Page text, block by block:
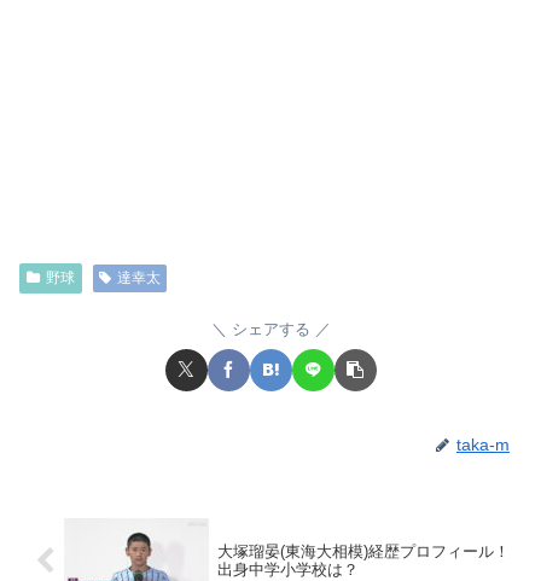
野球 達幸太
シェアする
taka-m
大塚瑠晏(東海大相模)経歴プロフィール！
出身中学小学校は？